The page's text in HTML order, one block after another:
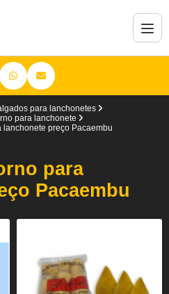
para lanchonetes
para lanchonete
preço Pacaembu
para
Pacaembu